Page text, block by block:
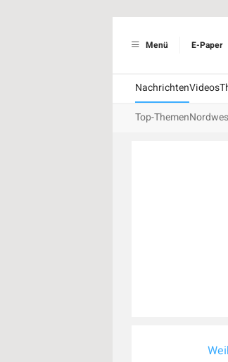
Menü E-Paper
NachrichtenVideos
Top-Themen